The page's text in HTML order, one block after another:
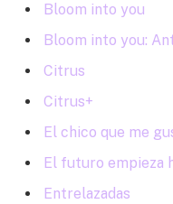
Bloom into you
Bloom into you:
Citrus
Citrus+
El chico que me
El futuro empieza
Entrelazadas